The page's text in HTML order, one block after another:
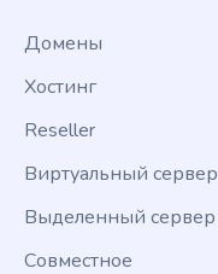
Домены
Хостинг
Reseller
Виртуальный сервер
Выделенный сервер
Совместное